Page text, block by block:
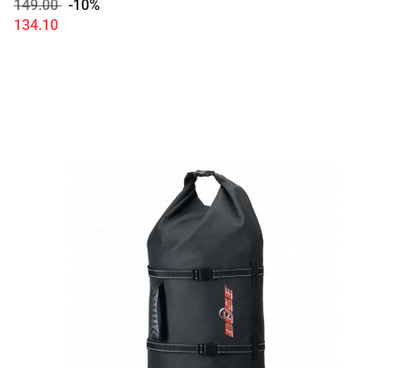
149.00 -10%
134.10